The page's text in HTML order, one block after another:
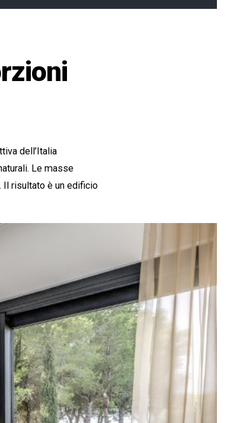
dell’Italia
Le masse
Il risultato è un edificio